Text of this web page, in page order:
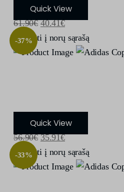
Quick View
61.90€ 40.41€
Įdėti į norų sąrašą
-37%
Quick View
56.90€ 35.91€
Įdėti į norų sąrašą
-33%